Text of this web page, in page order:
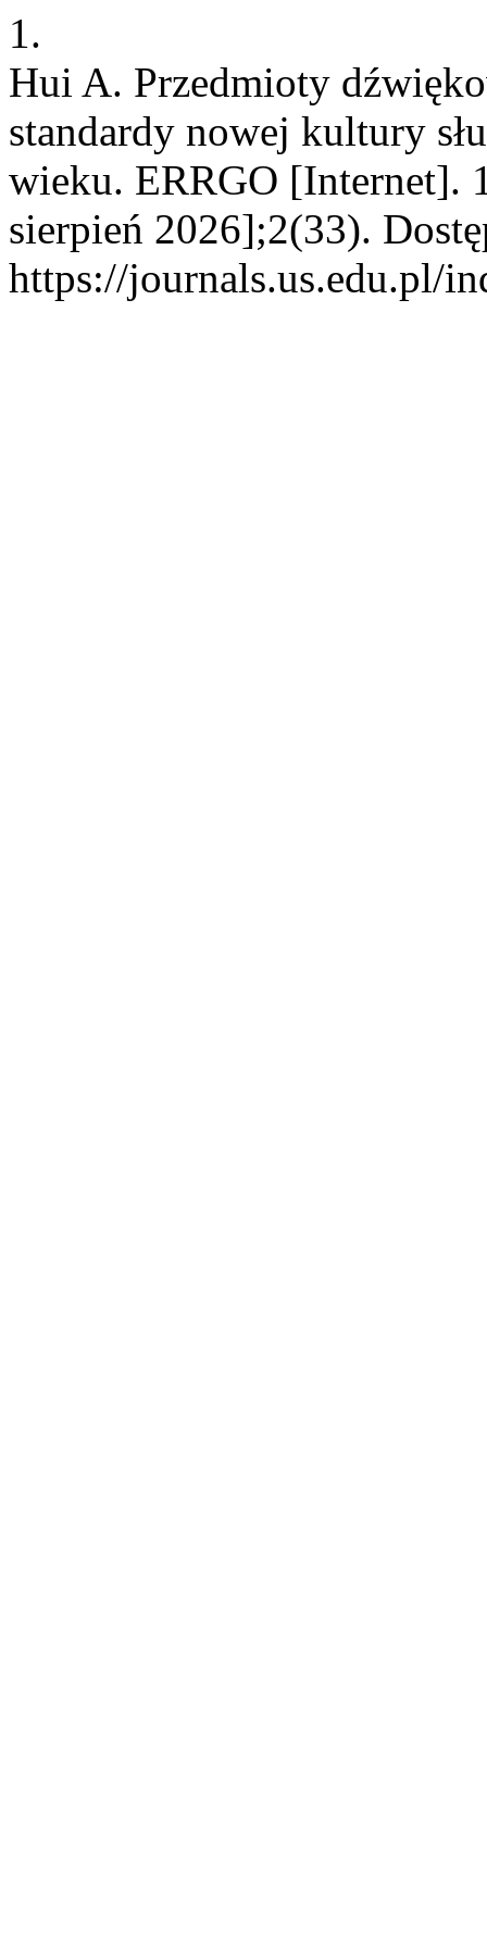
1.
Hui A. Przedmioty
standardy nowej kultury
wieku. ERRGO [Internet].
sierpień 2026];2(33).
https://journals.us.edu.pl/